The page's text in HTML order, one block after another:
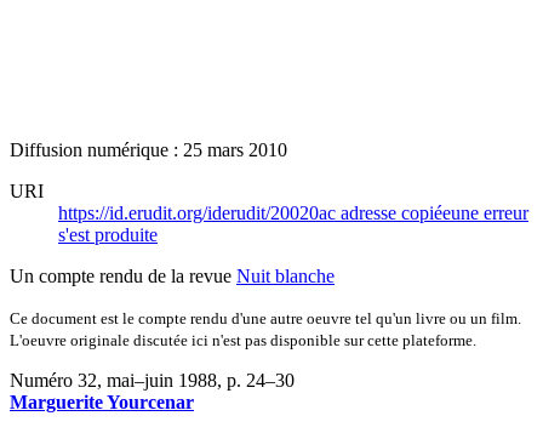
Diffusion numérique : 25 mars 2010
URI
https://id.erudit.org/iderudit/20020ac adresse copiéeune erreur
s'est produite
Un compte rendu de la revue Nuit blanche
Ce document est le compte rendu d'une autre oeuvre tel qu'un livre ou un film.
L'oeuvre originale discutée ici n'est pas disponible sur cette plateforme.
Numéro 32, mai–juin 1988, p. 24–30
Marguerite Yourcenar